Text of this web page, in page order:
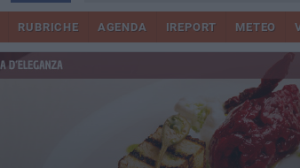
RUBRICHE AGENDA IREPORT METEO